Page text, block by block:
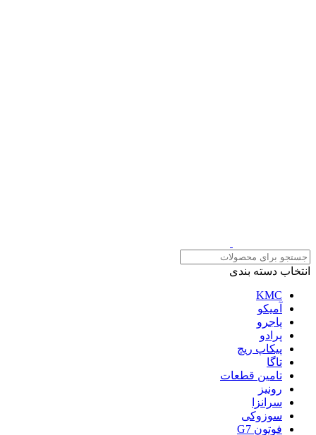
انتخاب دسته بندی
KMC
آمیکو
پاجرو
پرادو
پیکاپ ریچ
تاگا
تامین قطعات
رونیز
سرانزا
سوزوکی
فوتون G7